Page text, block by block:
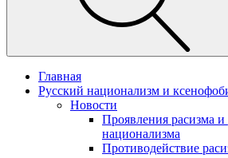
Главная
Русский национализм и
Новости
Проявления расизма и
национализма
Противодействие